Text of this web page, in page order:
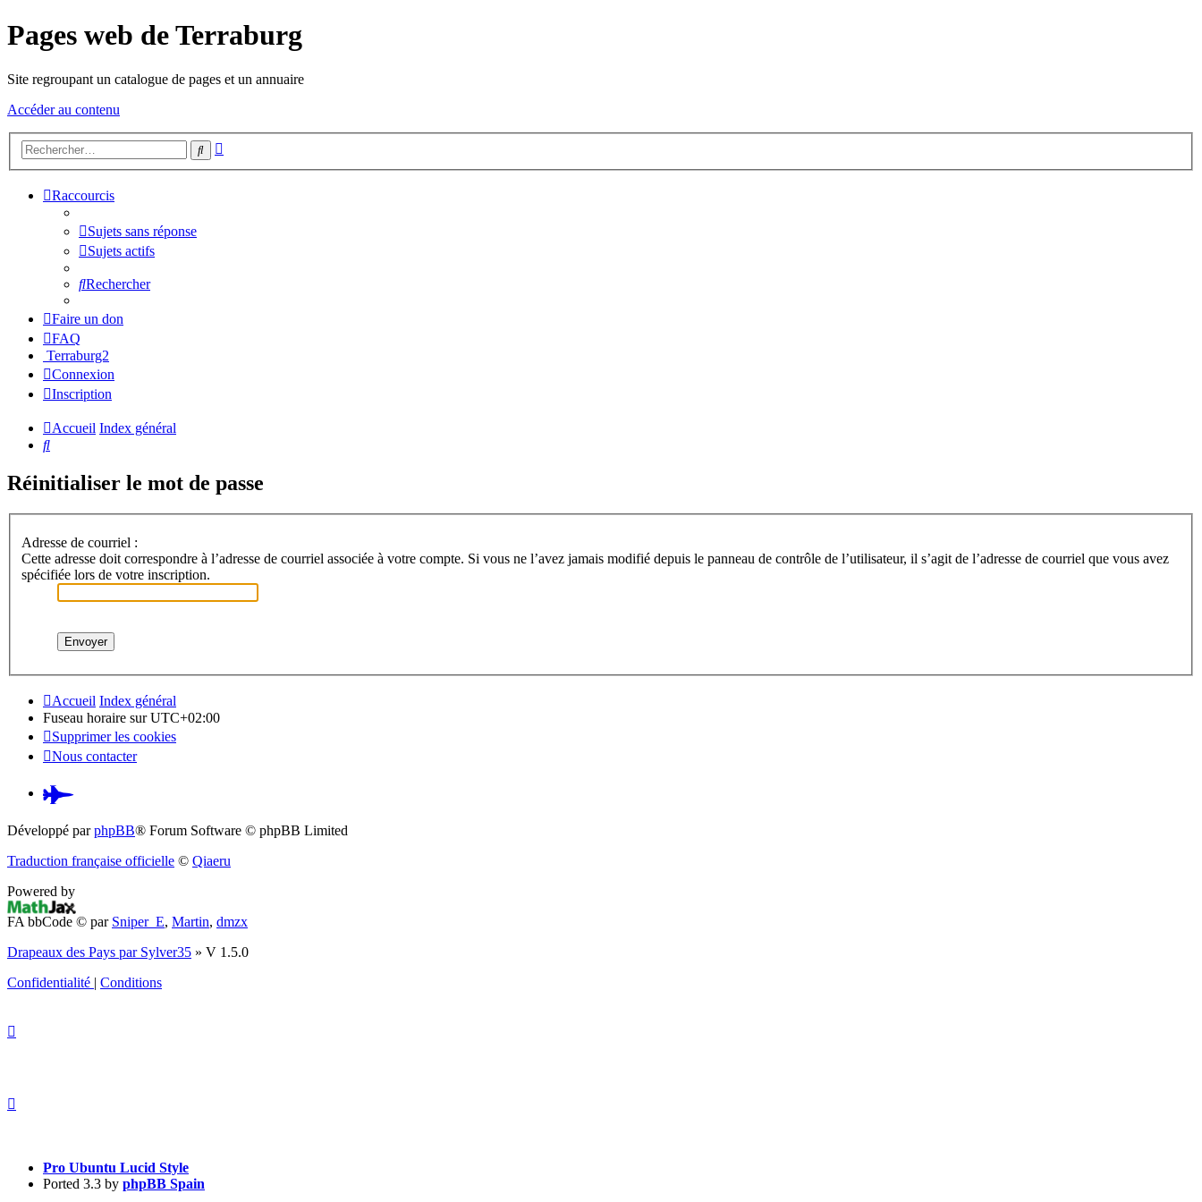
Pages web de Terraburg
Site regroupant un catalogue de pages et un annuaire
Accéder au contenu
Rechercher
Raccourcis
Sujets sans réponse
Sujets actifs
Rechercher
Faire un don
FAQ
Terraburg2
Connexion
Inscription
Accueil Index général
Rechercher
Réinitialiser le mot de passe
Adresse de courriel :
Cette adresse doit correspondre à l’adresse de courriel associée à votre compte. Si vous ne l’avez jamais modifié depuis le panneau de contrôle de l’utilisateur, il s’agit de l’adresse de courriel que vous avez
spécifiée lors de votre inscription.
Accueil Index général
Fuseau horaire surUTC+02:00
Supprimer les cookies
Nous contacter
Pardus.at
(S’ouvre
nouvel
Développé parphpBB® Forum Software © phpBB Limited
Traduction française officielle © Qiaeru
Powered by
FA bbCode © par Sniper_E, Martin, dmzx
Drapeaux des Pays par Sylver35 » V 1.5.0
Confidentialité | Conditions
Pro Ubuntu Lucid Style
Ported 3.3 by phpBB Spain